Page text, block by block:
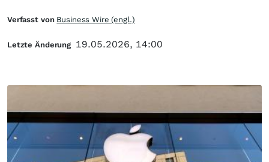
Verfasst von Business Wire (engl.)
Letzte Änderung 19.05.2026, 14:00